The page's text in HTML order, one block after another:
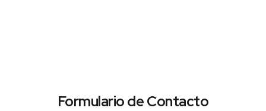
Formulario de Contacto